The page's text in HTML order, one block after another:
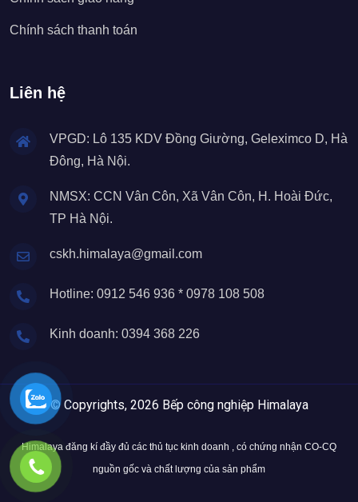
Chính sách thanh toán
Liên hệ
VPGD: Lô 135 KDV Đồng Giường, Geleximco D, Hà
Đông, Hà Nội.
NMSX: CCN Vân Côn, Xã Vân Côn, H. Hoài Đức,
TP Hà Nội.
cskh.himalaya@gmail.com
Hotline: 0912 546 936 * 0978 108 508
Kinh doanh: 0394 368 226
© Copyrights, 2026 Bếp công nghiệp Himalaya
Himalaya đăng kí đầy đủ các thủ tục kinh doanh , có chứng nhận CO-CQ
nguồn gốc và chất lượng của sản phẩm